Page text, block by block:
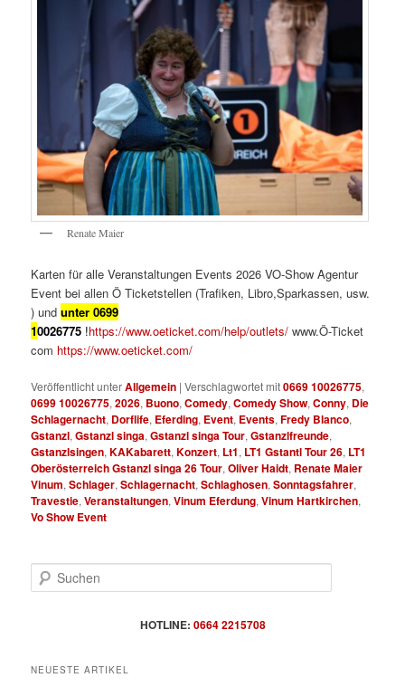
Renate Maier
Karten für alle Veranstaltungen Events 2026 VO-Show Agentur
Event bei allen Ö Ticketstellen (Trafiken, Libro,Sparkassen, usw.
) undunter0699
10026775 !https://www.oeticket.com/help/outlets/ www.Ö-Ticket
com https://www.oeticket.com/
Veröffentlicht unterAllgemein |Verschlagwortet mit0669 10026775,
0699 10026775,2026, Buono,Comedy,Comedy Show,Conny, Die
Schlagernacht, Dorflife, Eferding, Event, Events,Fredy Blanco,
Gstanzl,Gstanzl singa,Gstanzl singa Tour,Gstanzlfreunde,
Gstanzlsingen,KAKabarett,Konzert, Lt1, LT1 Gstantl Tour 26, LT1
Oberösterreich Gstanzl singa 26 Tour,Oliver Haidt, Renate Maier
Vinum,Schlager,Schlagernacht,Schlaghosen,Sonntagsfahrer,
Travestie,Veranstaltungen,Vinum Eferdung,Vinum Hartkirchen,
Vo Show Event
u
HOTLINE: 0664 2215708
NEUESTE ARTIKEL